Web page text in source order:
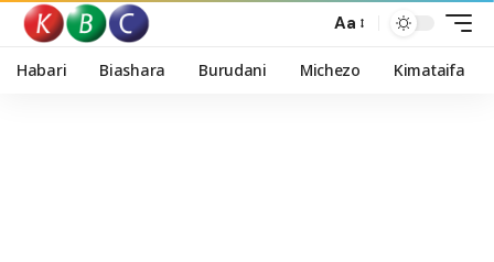
Aa
Habari Biashara Burudani Michezo Kimataifa